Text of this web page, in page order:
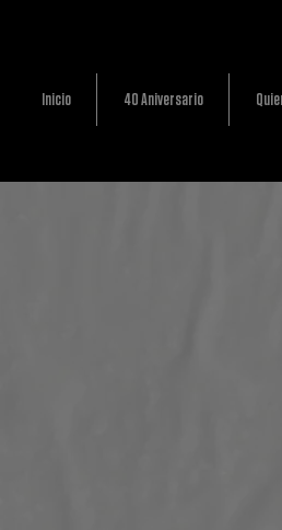
Inicio 40 Aniversario